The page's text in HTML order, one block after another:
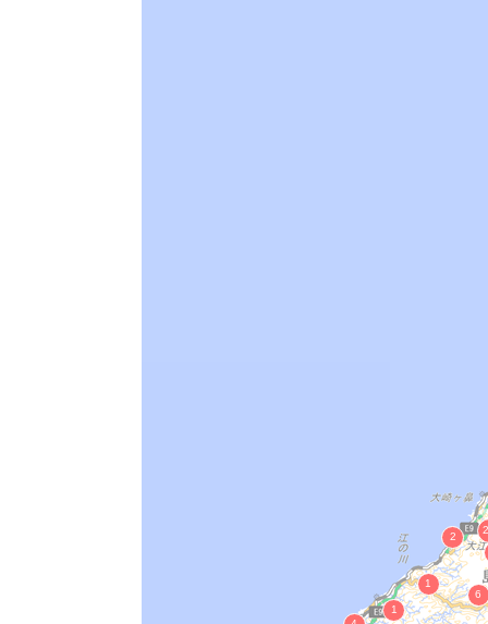
絹本著色開闢越山祐超和尚頂相
木造天部形立像（大像小像）